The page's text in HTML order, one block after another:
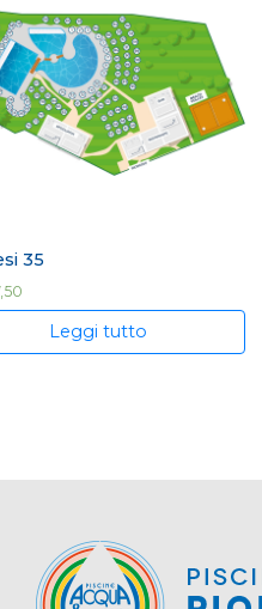
35
Leggi tutto